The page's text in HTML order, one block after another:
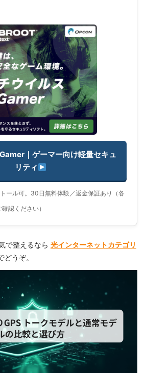
｜ゲーマー向け軽量セキュ
リティ
ール可。30日無料体験／返金保証あり（各
認ください）
で整えるなら 光インターネットカテゴリ
うぞ。